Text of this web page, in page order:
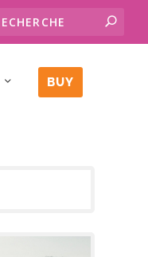
BUY